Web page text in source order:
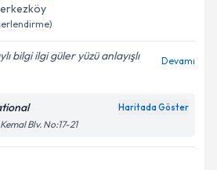
bilgi ilgi güler yüzü anlayışlı
Devamı
Haritada Göster
Blv. No:17-21